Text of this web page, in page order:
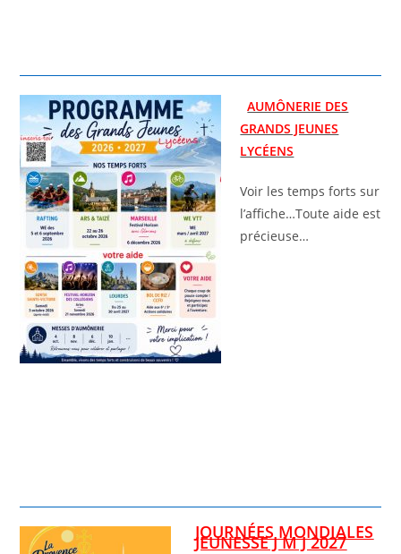
AUMÔNERIE DES
GRANDS JEUNES
LYCÉENS
Voir les temps forts sur
l’affiche…Toute aide est
précieuse…
JOURNÉES MONDIALES
JEUNESSE J M J 2027